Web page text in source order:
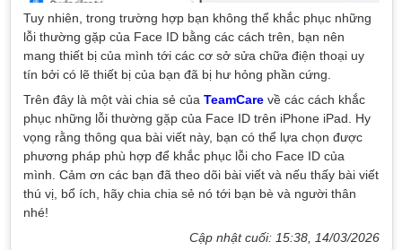
Tuy nhiên, trong trường hợp bạn không thể khắc phục những
lỗi thường gặp của Face ID bằng các cách trên, bạn nên
mang thiết bị của mình tới các cơ sở sửa chữa điện thoại uy
tín bởi có lẽ thiết bị của bạn đã bị hư hỏng phần cứng.
Trên đây là một vài chia sẻ của TeamCare về các cách khắc
phục những lỗi thường gặp của Face ID trên iPhone iPad. Hy
vọng rằng thông qua bài viết này, bạn có thể lựa chọn được
phương pháp phù hợp để khắc phục lỗi cho Face ID của
mình. Cảm ơn các bạn đã theo dõi bài viết và nếu thấy bài viết
thú vị, bổ ích, hãy chia chia sẻ nó tới bạn bè và người thân
nhé!
Cập nhật cuối: 15:38, 14/03/2026